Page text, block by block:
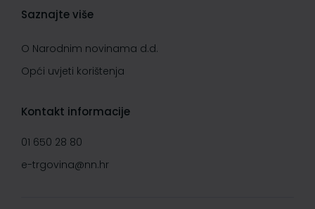
Saznajte više
O Narodnim novinama d.d.
Opći uvjeti korištenja
Kontakt informacije
01 650 28 80
e-trgovina@nn.hr